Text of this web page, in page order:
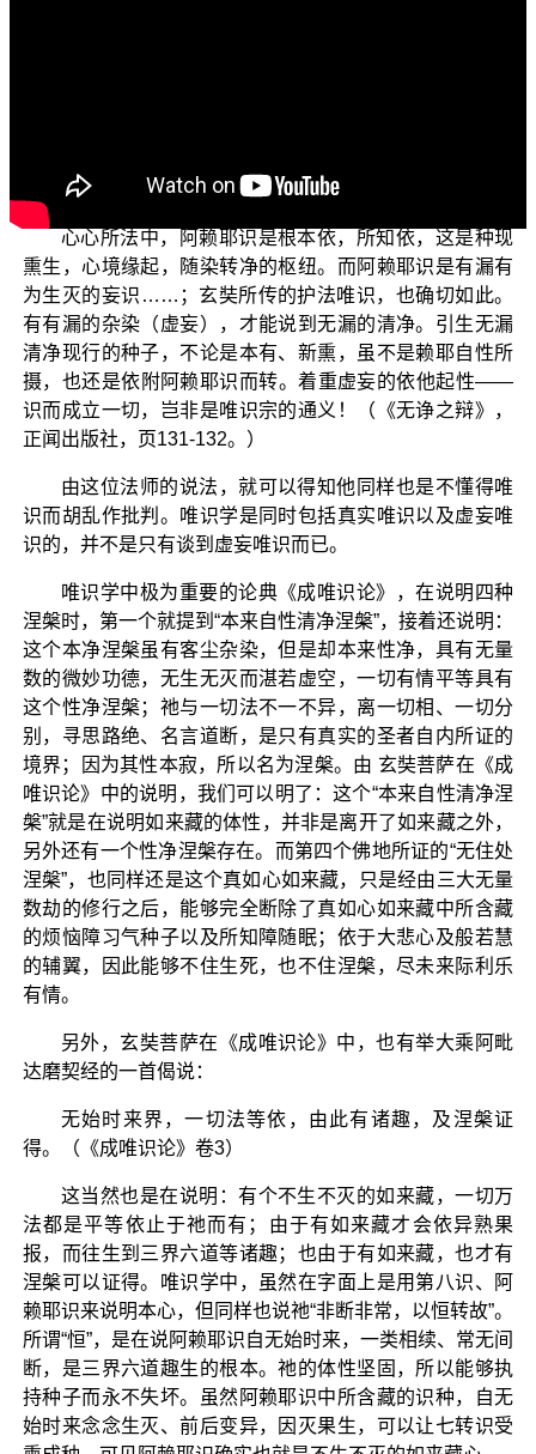
他在解释虚妄唯识时，说道：
心心所法中，阿赖耶识是根本依，所知依，这是种现
熏生，心境缘起，随染转净的枢纽。而阿赖耶识是有漏有
为生灭的妄识……；玄奘所传的护法唯识，也确切如此。
有有漏的杂染（虚妄），才能说到无漏的清净。引生无漏
清净现行的种子，不论是本有、新熏，虽不是赖耶自性所
摄，也还是依附阿赖耶识而转。着重虚妄的依他起性——
识而成立一切，岂非是唯识宗的通义！（《无诤之辩》，
正闻出版社，页131-132。）
由这位法师的说法，就可以得知他同样也是不懂得唯
识而胡乱作批判。唯识学是同时包括真实唯识以及虚妄唯
识的，并不是只有谈到虚妄唯识而已。
唯识学中极为重要的论典《成唯识论》，在说明四种
涅槃时，第一个就提到“本来自性清净涅槃”，接着还说明：
这个本净涅槃虽有客尘杂染，但是却本来性净，具有无量
数的微妙功德，无生无灭而湛若虚空，一切有情平等具有
这个性净涅槃；祂与一切法不一不异，离一切相、一切分
别，寻思路绝、名言道断，是只有真实的圣者自内所证的
境界；因为其性本寂，所以名为涅槃。由 玄奘菩萨在《成
唯识论》中的说明，我们可以明了：这个“本来自性清净涅
槃”就是在说明如来藏的体性，并非是离开了如来藏之外，
另外还有一个性净涅槃存在。而第四个佛地所证的“无住处
涅槃”，也同样还是这个真如心如来藏，只是经由三大无量
数劫的修行之后，能够完全断除了真如心如来藏中所含藏
的烦恼障习气种子以及所知障随眠；依于大悲心及般若慧
的辅翼，因此能够不住生死，也不住涅槃，尽未来际利乐
有情。
另外，玄奘菩萨在《成唯识论》中，也有举大乘阿毗
达磨契经的一首偈说：
无始时来界，一切法等依，由此有诸趣，及涅槃证
得。（《成唯识论》卷3）
这当然也是在说明：有个不生不灭的如来藏，一切万
法都是平等依止于祂而有；由于有如来藏才会依异熟果
报，而往生到三界六道等诸趣；也由于有如来藏，也才有
涅槃可以证得。唯识学中，虽然在字面上是用第八识、阿
赖耶识来说明本心，但同样也说祂“非断非常，以恒转故”。
所谓“恒”，是在说阿赖耶识自无始时来，一类相续、常无间
断，是三界六道趣生的根本。祂的体性坚固，所以能够执
持种子而永不失坏。虽然阿赖耶识中所含藏的识种，自无
始时来念念生灭、前后变异，因灭果生，可以让七转识受